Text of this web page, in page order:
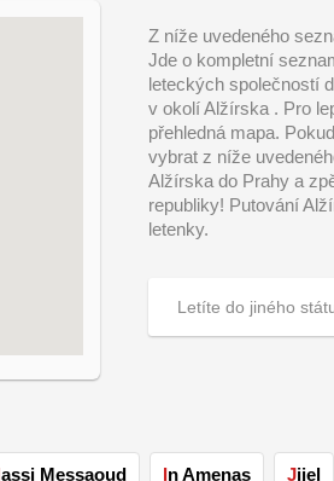
Z níže uvedeného
Jde o kompletní
leteckých společností
v okolí Alžírska . Pro
přehledná mapa.
vybrat z níže
Alžírska do Prahy a
republiky! Putování
letenky.
Hassi Messaoud In Amenas Jijel